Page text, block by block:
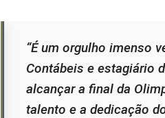
“É um orgulho imenso
Contábeis e estagiário
alcançar a final da
talento e a dedicação